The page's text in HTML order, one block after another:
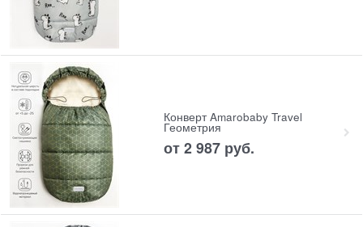
Конверт Amarobaby Travel
Геометрия
от 2 987 руб.